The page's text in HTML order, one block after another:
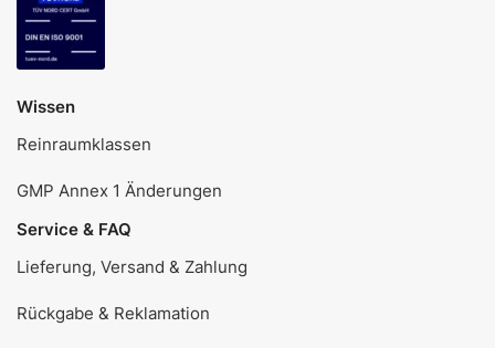
Wissen
Reinraumklassen
GMP Annex 1 Änderungen
Service & FAQ
Lieferung, Versand & Zahlung
Rückgabe & Reklamation